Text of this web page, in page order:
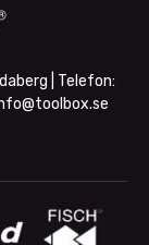
| Telefon: